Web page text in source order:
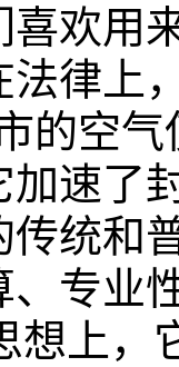
喜欢用
法律上
的空
加速了
传统和
、专业
想上，